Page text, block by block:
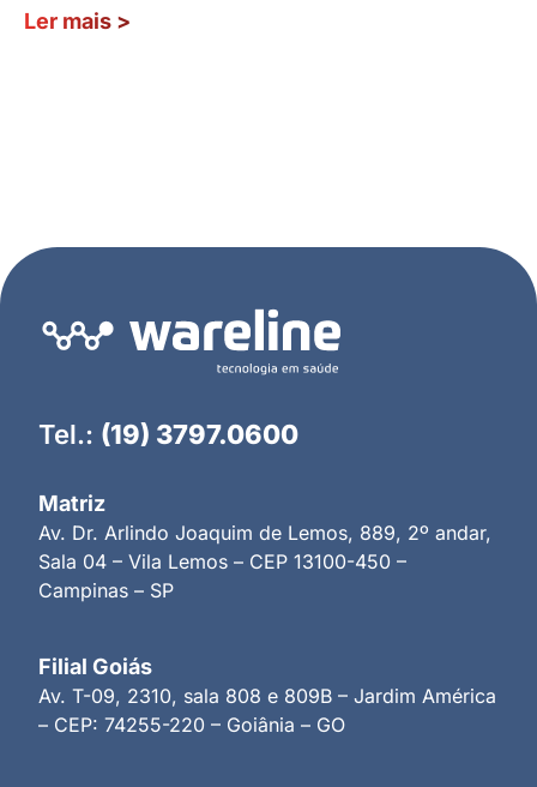
Ler mais >
Tel.: (19) 3797.0600
Matriz
Av. Dr. Arlindo Joaquim de Lemos, 889, 2º andar,
Sala 04 – Vila Lemos – CEP 13100-450 –
Campinas – SP
Filial Goiás
Av. T-09, 2310, sala 808 e 809B – Jardim América
– CEP: 74255-220 – Goiânia – GO